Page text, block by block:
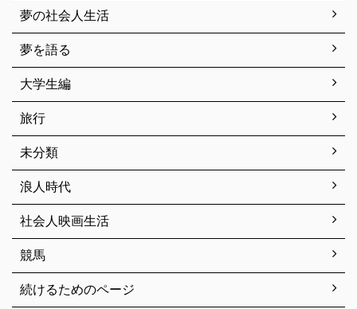
夢の社会人生活
夢を語る
大学生編
旅行
未分類
浪人時代
社会人映画生活
競馬
続けるためのページ